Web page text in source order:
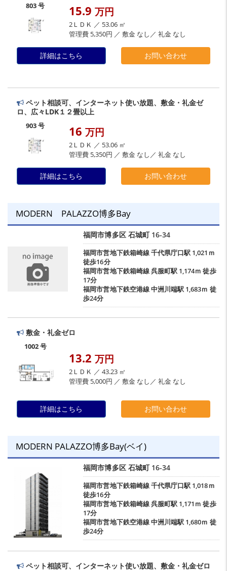
803 号 15.9 万円
2ＬＤＫ ／ 53.06 ㎡
管理費 5,350円 ／ 敷金 なし／ 礼金 なし
詳細はこちら お問い合わせ
ペット相談可、インターネット使い放題、敷金・礼金ゼ
ロ、広々LDK１２畳以上
903 号 16 万円
2ＬＤＫ ／ 53.06 ㎡
管理費 5,350円 ／ 敷金 なし／ 礼金 なし
詳細はこちら お問い合わせ
MODERN PALAZZO博多Bay
福岡市博多区 石城町16-34
福岡市営地下鉄箱崎線千代県庁口駅 1,021ｍ
徒歩16分
福岡市営地下鉄箱崎線呉服町駅 1,174ｍ 徒歩
17分
福岡市営地下鉄空港線中洲川端駅 1,683ｍ 徒
歩24分
敷金・礼金ゼロ
1002 号
13.2 万円
2ＬＤＫ ／ 43.23 ㎡
管理費 5,000円 ／ 敷金 なし／ 礼金 なし
詳細はこちら お問い合わせ
MODERN PALAZZO博多Bay(ベイ)
福岡市博多区 石城町16-34
福岡市営地下鉄箱崎線千代県庁口駅 1,018ｍ
徒歩16分
福岡市営地下鉄箱崎線呉服町駅 1,171ｍ 徒歩
17分
福岡市営地下鉄空港線中洲川端駅 1,680ｍ 徒
歩24分
ペット相談可、インターネット使い放題、敷金・礼金ゼロ